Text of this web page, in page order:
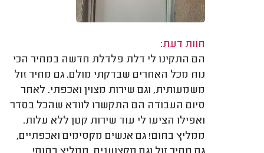
חוות דעת:
הם התקינו לי דלת פלדלת חדשה במחיר הכי
נוח מכל האחרים שבדקתי מולם. גם מחיר זול
משמעותית, וגם שירות מצוין ואכפתי. לאחר
סיום העבודה הם התקשרו לוודא שהכל בסדר
ואפילו הציעו לי עוד שירות קטן ללא עלות.
ממליץ בחום! גם אנשים מקסימים ואכפתיים,